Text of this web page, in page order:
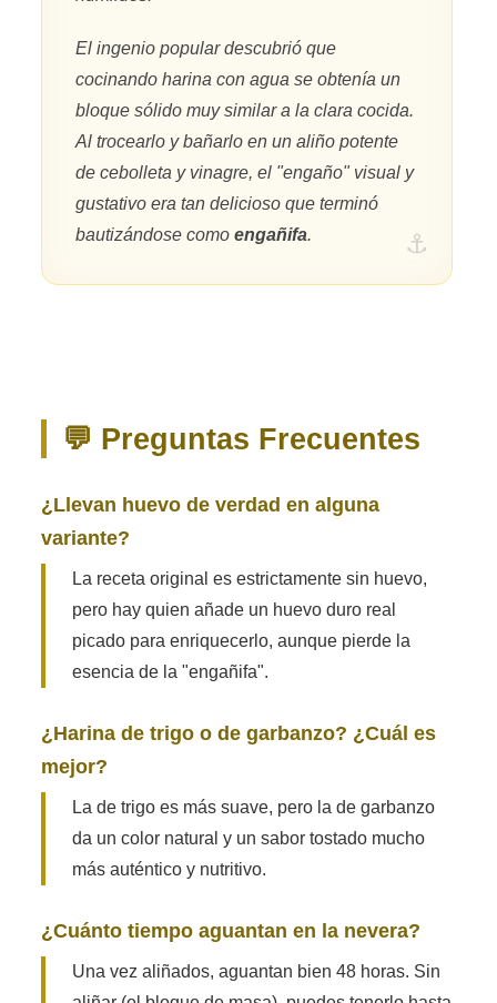
El ingenio popular descubrió que
cocinando harina con agua se obtenía un
bloque sólido muy similar a la clara cocida.
Al trocearlo y bañarlo en un aliño potente
de cebolleta y vinagre, el "engaño" visual y
gustativo era tan delicioso que terminó
bautizándose como engañifa.
💬 Preguntas Frecuentes
¿Llevan huevo de verdad en alguna
variante?
La receta original es estrictamente sin huevo,
pero hay quien añade un huevo duro real
picado para enriquecerlo, aunque pierde la
esencia de la "engañifa".
¿Harina de trigo o de garbanzo? ¿Cuál es
mejor?
La de trigo es más suave, pero la de garbanzo
da un color natural y un sabor tostado mucho
más auténtico y nutritivo.
¿Cuánto tiempo aguantan en la nevera?
Una vez aliñados, aguantan bien 48 horas. Sin